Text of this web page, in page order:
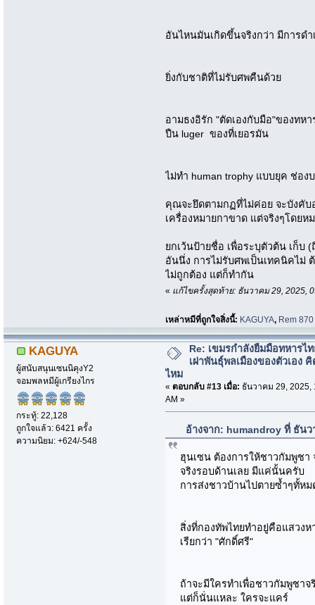
อันไหนมันเกิดขึ้นจริงกว่า มีการด
ยิ่งกับชาติที่ไม่รับศพคืนด้วย
อามธงอิรัก "ตัดเองกับมือ"ของทหา
ปืน luger ของที่เยอรมัน
ไม่ทำ human trophy แบบยุค ช่อง
คุณจะยึดตามกฏที่ไม่ค่อย จะบังคับ
เครื่องหมายกาขาด แต่จริงๆโดยห
ยกเว้นป้ายชื่อ เพื่อระบุตัวต้น เก็บ
อันนึ่ง การไม่รับศพเป็นเทคนิคไม่
ไม่ถูกต้อง แต่ก็ทำกัน
« แก้ไขครั้งสุดท้าย: ธันวาคม 29, 2025,
เหล่าหมีที่ถูกใจสิ่งนี้: KAGUYA, Rem 870
KAGUYA
ผู้สนับสนุนเซนนิคุงY2
จอมพลหมีผู้เกรียงไกร
กระทู้: 22,128
ถูกใจแล้ว: 6421 ครั้ง
ความนิยม: +624/-548
Re: เขมรกำลังยืมมือทหารไ
เผ่าพันธุ์พลเมืองของตัวเอง คิ
ไหม
« ตอบกลับ #13 เมื่อ: ธันวาคม 29, 2025,
AM »
อ้างจาก: humandroy ที่ ธันว
ฮุนเซน ต้องการให้ชาวกัมพูชา
จริงรอบด้านเลย มีแค่นั้นครับ
การส่งชาวบ้านไปตายซ้ำๆทั้หม
สิ่งที่กองทัพไทยทำอยู่คือแสวงห
เรียกว่า "ศักดิ์ศรี"
ถ้าจะมีใครทำเพื่อชาวกัมพูชา
แต่ก็นั่นแหละ ใครจะแคร์